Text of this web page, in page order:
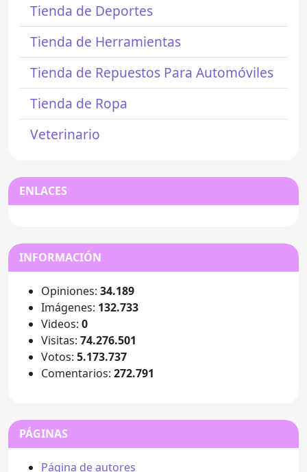
Tienda de Deportes
Tienda de Herramientas
Tienda de Repuestos Para Automóviles
Tienda de Ropa
Veterinario
ENLACES
INFORMACIÓN
Opiniones: 34.189
Imágenes: 132.733
Videos: 0
Visitas: 74.276.501
Votos: 5.173.737
Comentarios: 272.791
PÁGINAS
Página de autores